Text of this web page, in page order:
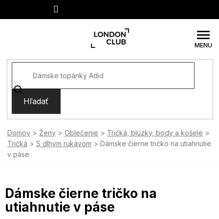
Hľadať
Domov Ženy Oblečenie
Tričká, blúzky, body a košele
Tričká
S dlhým rukávom
Dámske čierne tričko na utiahnutie
v páse
Dámske čierne tričko na
utiahnutie v páse